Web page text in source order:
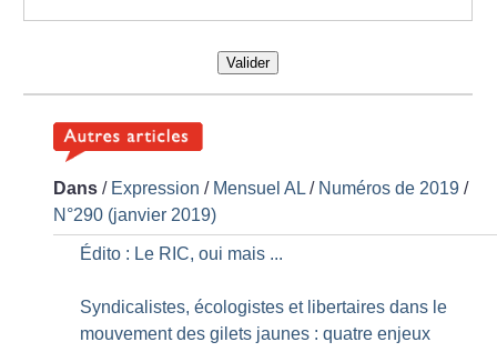
Valider
Dans / Expression / Mensuel AL/ Numéros de 2019 /
N°290 (janvier 2019)
Édito : Le RIC, oui mais ...
Syndicalistes, écologistes et libertaires dans le
mouvement des gilets jaunes : quatre enjeux